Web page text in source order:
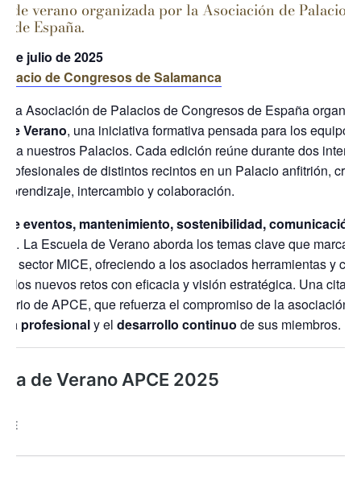
de verano organizada por la Asociación de Palacios
de España.
de julio de 2025
de Congresos de Salamanca
la Asociación de Palacios de Congresos de España
Verano, una iniciativa formativa pensada para los equipos
a nuestros Palacios. Cada edición reúne durante dos
de distintos recintos en un Palacio anfitrión,
intercambio y colaboración.
eventos, mantenimiento, sostenibilidad, comunicación,
… La Escuela de Verano aborda los temas clave que marcan
sector MICE, ofreciendo a los asociados herramientas y
los nuevos retos con eficacia y visión estratégica. Una cita
de APCE, que refuerza el compromiso de la asociación
profesionaly el desarrollo continuo de sus miembros.